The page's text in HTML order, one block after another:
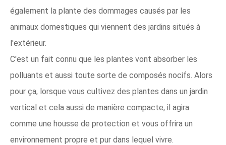
également la plante des dommages causés par les
animaux domestiques qui viennent des jardins situés à
l'extérieur.
C'est un fait connu que les plantes vont absorber les
polluants et aussi toute sorte de composés nocifs. Alors
pour ça, lorsque vous cultivez des plantes dans un jardin
vertical et cela aussi de manière compacte, il agira
comme une housse de protection et vous offrira un
environnement propre et pur dans lequel vivre.